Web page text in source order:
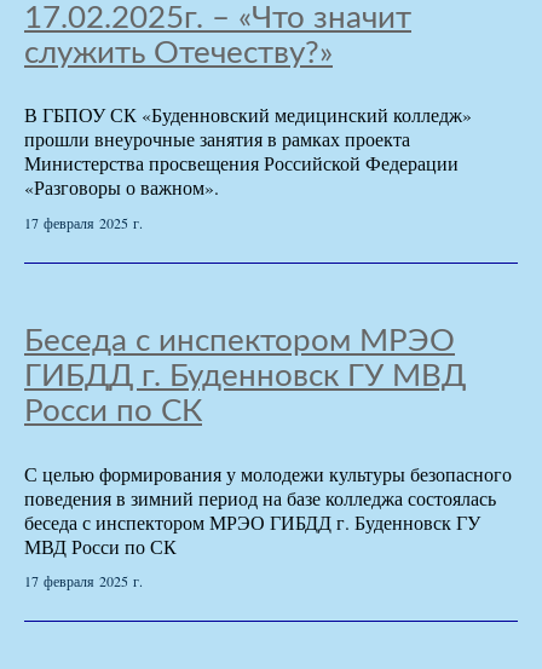
17.02.2025г. – «Что значит
служить Отечеству?»
В ГБПОУ СК «Буденновский медицинский колледж»
прошли внеурочные занятия в рамках проекта
Министерства просвещения Российской Федерации
«Разговоры о важном».
17 февраля 2025 г.
Беседа с инспектором МРЭО
ГИБДД г. Буденновск ГУ МВД
Росси по СК
С целью формирования у молодежи культуры безопасного
поведения в зимний период на базе колледжа состоялась
беседа с инспектором МРЭО ГИБДД г. Буденновск ГУ
МВД Росси по СК
17 февраля 2025 г.